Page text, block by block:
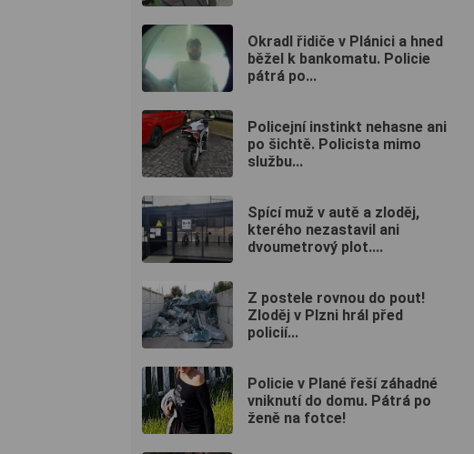
Okradl řidiče v Plánici a hned
běžel k bankomatu. Policie
pátrá po...
Policejní instinkt nehasne ani
po šichtě. Policista mimo
službu...
Spící muž v autě a zloděj,
kterého nezastavil ani
dvoumetrový plot....
Z postele rovnou do pout!
Zloděj v Plzni hrál před
policií...
Policie v Plané řeší záhadné
vniknutí do domu. Pátrá po
ženě na fotce!